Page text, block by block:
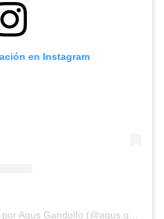
en Instagram